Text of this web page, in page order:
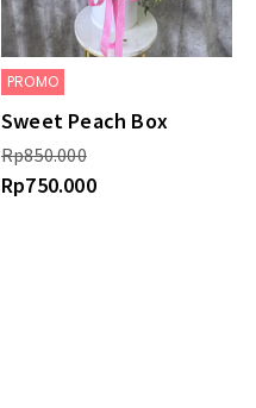
PROMO
Sweet Peach Box
Rp850.000
Rp750.000